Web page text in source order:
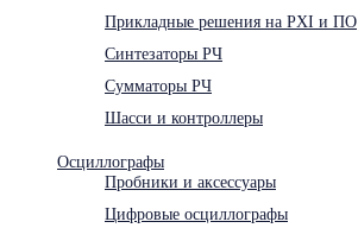
Прикладные решения на PXI и ПО
Синтезаторы РЧ
Сумматоры РЧ
Шасси и контроллеры
Осциллографы
Пробники и аксессуары
Цифровые осциллографы